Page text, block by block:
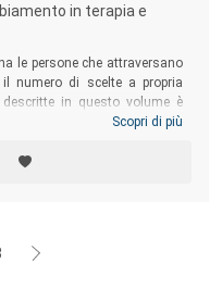
in terapia e
le persone che attraversano
numero di scelte a propria
in questo volume è
di scelta della persona,
per questo costituisce una
quanto un’utile fonte
Scopri di più